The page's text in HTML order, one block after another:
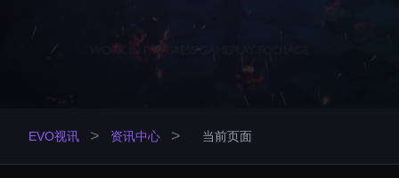
EVO视讯 > 资讯中心 > 当前页面